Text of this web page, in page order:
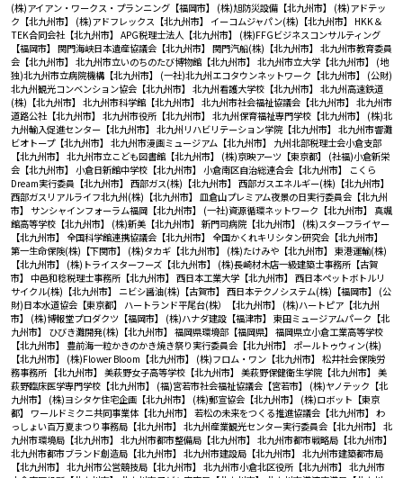
(株)アイアン・ワークス・プランニング【福岡市】 (株)旭防災設備【北九州市】 (株)アドテッ
ク【北九州市】 (株)アドフレックス【北九州市】 イーコムジャパン(株)【北九州市】 HKK＆
TEK合同会社【北九州市】 APG税理士法人【北九州市】 (株)FFGビジネスコンサルティング
【福岡市】 関門海峡日本遺産協議会【北九州市】 関門汽船(株)【北九州市】 北九州市教育委員
会【北九州市】 北九州市立いのちのたび博物館【北九州市】 北九州市立大学【北九州市】 (地
独)北九州市立病院機構【北九州市】 (一社)北九州エコタウンネットワーク【北九州市】 (公財)
北九州観光コンベンション協会【北九州市】 北九州看護大学校【北九州市】 北九州高速鉄道
(株)【北九州市】 北九州市科学館【北九州市】 北九州市社会福祉協議会【北九州市】 北九州市
道路公社【北九州市】 北九州市役所【北九州市】 北九州保育福祉専門学校【北九州市】 (株)北
九州輸入促進センター【北九州市】 北九州リハビリテーション学院【北九州市】 北九州市響灘
ビオトープ【北九州市】 北九州市漫画ミュージアム【北九州市】 九州北部税理士会小倉支部
【北九州市】 北九州市立こども図書館【北九州市】 (株)京映アーツ【東京都】 (社福)小倉新栄
会【北九州市】 小倉日新館中学校【北九州市】 小倉南区自治総連合会【北九州市】
こくら
Dream実行委員【北九州市】 西部ガス(株)【北九州市】 西部ガスエネルギー(株)【北九州市】
西部ガスリアルライフ北九州(株)【北九州市】 皿倉山プレミアム夜景の日実行委員会【北九州
市】 サンシャインフォーラム福岡【北九州市】 (一社)資源循環ネットワーク【北九州市】 真颯
館高等学校【北九州市】 (株)新美【北九州市】 新門司病院【北九州市】 (株)スターフライヤー
【北九州市】 全国科学館連携協議会【北九州市】 全国かくれキリシタン研究会【北九州市】
第一生命保険(株)【下関市】 (株)タカギ【北九州市】 (株)たけみや【北九州市】 東港運輸(株)
【北九州市】 (株)トライスターフーズ【北九州市】 (株)長崎材木店一級建築士事務所【古賀
市】 中邑和稔税理士事務所【北九州市】 西日本工業大学【北九州市】 西日本ペットボトルリ
サイクル(株)【北九州市】 ニビシ醤油(株)【古賀市】 西日本テクノシステム(株)【福岡市】 (公
財)日本水道協会【東京都】 ハートランド平尾台(株）【北九州市】 (株)ハートピア【北九州
市】 (株)博報堂プロダクツ【福岡市】 (株)ハナダ建設【福津市】 東田ミュージアムパーク【北
九州市】 ひびき灘開発(株)【北九州市】 福岡県環境部【福岡県】 福岡県立小倉工業高等学校
【北九州市】 豊前海一粒かきのかき焼き祭り実行委員会【北九州市】 ポールトゥウィン(株)
【北九州市】 (株)Flower Bloom【北九州市】 (株)フロム・ワン【北九州市】 松井社会保険労
務事務所 【北九州市】 美萩野女子高等学校【北九州市】 美萩野保健衛生学院【北九州市】 美
萩野臨床医学専門学校【北九州市】 (福)宮若市社会福祉協議会【宮若市】 (株)ヤノテック【北
九州市】 (株)ヨシタケ住宅企画【北九州市】 (株)郵宣協会【北九州市】 (株)ロボット【東京
都】 ワールドミクニ共同事業体【北九州市】 若松の未来をつくる推進協議会【北九州市】 わ
っしょい百万夏まつり事務局【北九州市】 北九州産業観光センター実行委員会【北九州市】 北
九州市環境局【北九州市】 北九州市都市整備局【北九州市】 北九州市都市戦略局【北九州市】
北九州市都市ブランド創造局【北九州市】 北九州市建設局【北九州市】 北九州市建築都市局
【北九州市】 北九州市公営競技局【北九州市】 北九州市小倉北区役所【北九州市】 北九州市